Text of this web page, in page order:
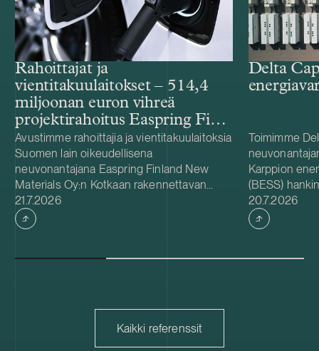
Rahoittajat ja
vientitakuulaitokset – 514,4
miljoonan euron vihreä
projektirahoitus Easpring Finland
New Materialsin CAM-
tehtaalle
Avustimme rahoittajia ja vientitakuulaitoksia
Suomen lain oikeudellisena
neuvonantajana Easpring Finland New
Materials Oy:n Kotkaan rakennettavan
katodiaktiivimateriaalia (CAM) valmistavan
tehtaan kehittämiseen ja rakentamiseen
liittyvässä 514,4 miljoonan euron vihreässä
Easpring Finland New Materials on Beijing
omistama yhteisyritys. Rahoituksen myönsi
kuusi kansainvälistä liikepankkia. Société
Julkaistu
21.7.2026
Delta
Toimimme
Karppion
(BESS)
Energyltä.
hankkeen
Foundationin
on 125 MW /
Julkaistu
20.7.2026
Kaikki referenssit